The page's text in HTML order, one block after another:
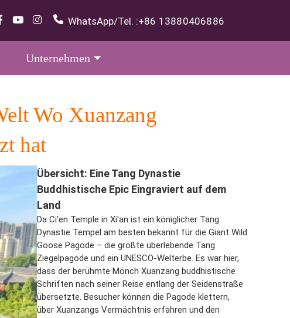
WhatsApp/Tel. :+86 13880406886
Unternehmen
Wo Xuanzang
hat
Übersicht: Eine Tang Dynastie
Buddhistische Epic Eingraviert auf dem
Land
Da Ci'en Temple in Xi'an ist ein königlicher Tang
Dynastie Tempel am besten bekannt für die Giant Wild
Goose Pagode – die größte überlebende Tang
Ziegelpagode und ein UNESCO-Welterbe. Es war hier,
dass der berühmte Mönch Xuanzang buddhistische
Schriften nach seiner Reise entlang der Seidenstraße
übersetzte. Besucher können die Pagode klettern,
über Xuanzangs Vermächtnis erfahren und den